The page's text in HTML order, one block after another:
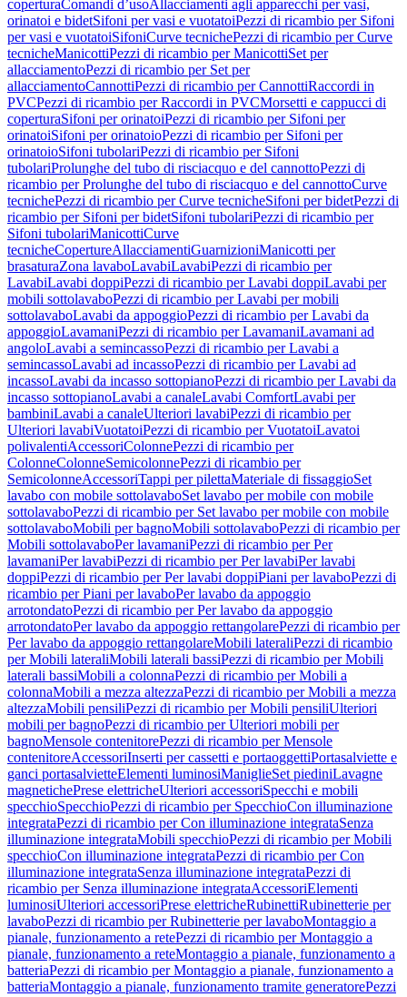
coperturaComandi d’usoAllacciamenti agli apparecchi per vasi,
orinatoi e bidetSifoni per vasi e vuotatoiPezzi di ricambio per Sifoni
per vasi e vuotatoiSifoniCurve tecnichePezzi di ricambio per Curve
tecnicheManicottiPezzi di ricambio per ManicottiSet per
allacciamentoPezzi di ricambio per Set per
allacciamentoCannottiPezzi di ricambio per CannottiRaccordi in
PVCPezzi di ricambio per Raccordi in PVCMorsetti e cappucci di
coperturaSifoni per orinatoiPezzi di ricambio per Sifoni per
orinatoiSifoni per orinatoioPezzi di ricambio per Sifoni per
orinatoioSifoni tubolariPezzi di ricambio per Sifoni
tubolariProlunghe del tubo di risciacquo e del cannottoPezzi di
ricambio per Prolunghe del tubo di risciacquo e del cannottoCurve
tecnichePezzi di ricambio per Curve tecnicheSifoni per bidetPezzi di
ricambio per Sifoni per bidetSifoni tubolariPezzi di ricambio per
Sifoni tubolariManicottiCurve
tecnicheCopertureAllacciamentiGuarnizioniManicotti per
brasaturaZona lavaboLavabiLavabiPezzi di ricambio per
LavabiLavabi doppiPezzi di ricambio per Lavabi doppiLavabi per
mobili sottolavaboPezzi di ricambio per Lavabi per mobili
sottolavaboLavabi da appoggioPezzi di ricambio per Lavabi da
appoggioLavamaniPezzi di ricambio per LavamaniLavamani ad
angoloLavabi a semincassoPezzi di ricambio per Lavabi a
semincassoLavabi ad incassoPezzi di ricambio per Lavabi ad
incassoLavabi da incasso sottopianoPezzi di ricambio per Lavabi da
incasso sottopianoLavabi a canaleLavabi ComfortLavabi per
bambiniLavabi a canaleUlteriori lavabiPezzi di ricambio per
Ulteriori lavabiVuotatoiPezzi di ricambio per VuotatoiLavatoi
polivalentiAccessoriColonnePezzi di ricambio per
ColonneColonneSemicolonnePezzi di ricambio per
SemicolonneAccessoriTappi per pilettaMateriale di fissaggioSet
lavabo con mobile sottolavaboSet lavabo per mobile con mobile
sottolavaboPezzi di ricambio per Set lavabo per mobile con mobile
sottolavaboMobili per bagnoMobili sottolavaboPezzi di ricambio per
Mobili sottolavaboPer lavamaniPezzi di ricambio per Per
lavamaniPer lavabiPezzi di ricambio per Per lavabiPer lavabi
doppiPezzi di ricambio per Per lavabi doppiPiani per lavaboPezzi di
ricambio per Piani per lavaboPer lavabo da appoggio
arrotondatoPezzi di ricambio per Per lavabo da appoggio
arrotondatoPer lavabo da appoggio rettangolarePezzi di ricambio per
Per lavabo da appoggio rettangolareMobili lateraliPezzi di ricambio
per Mobili lateraliMobili laterali bassiPezzi di ricambio per Mobili
laterali bassiMobili a colonnaPezzi di ricambio per Mobili a
colonnaMobili a mezza altezzaPezzi di ricambio per Mobili a mezza
altezzaMobili pensiliPezzi di ricambio per Mobili pensiliUlteriori
mobili per bagnoPezzi di ricambio per Ulteriori mobili per
bagnoMensole contenitorePezzi di ricambio per Mensole
contenitoreAccessoriInserti per cassetti e portaoggettiPortasalviette e
ganci portasalvietteElementi luminosiManiglieSet piediniLavagne
magnetichePrese elettricheUlteriori accessoriSpecchi e mobili
specchioSpecchioPezzi di ricambio per SpecchioCon illuminazione
integrataPezzi di ricambio per Con illuminazione integrataSenza
illuminazione integrataMobili specchioPezzi di ricambio per Mobili
specchioCon illuminazione integrataPezzi di ricambio per Con
illuminazione integrataSenza illuminazione integrataPezzi di
ricambio per Senza illuminazione integrataAccessoriElementi
luminosiUlteriori accessoriPrese elettricheRubinettiRubinetterie per
lavaboPezzi di ricambio per Rubinetterie per lavaboMontaggio a
pianale, funzionamento a retePezzi di ricambio per Montaggio a
pianale, funzionamento a reteMontaggio a pianale, funzionamento a
batteriaPezzi di ricambio per Montaggio a pianale, funzionamento a
batteriaMontaggio a pianale, funzionamento tramite generatorePezzi